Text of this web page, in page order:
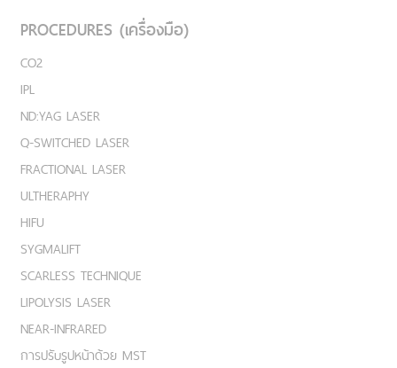
PROCEDURES (เครื่องมือ)
CO2
IPL
ND:YAG LASER
Q-SWITCHED LASER
FRACTIONAL LASER
ULTHERAPHY
HIFU
SYGMALIFT
SCARLESS TECHNIQUE
LIPOLYSIS LASER
NEAR-INFRARED
การปรับรูปหน้าด้วย MST